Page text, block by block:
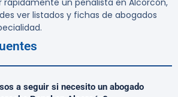
rápidamente un penalista en Alcorcón,
ver listados y fichas de abogados
a seguir si necesito un abogado